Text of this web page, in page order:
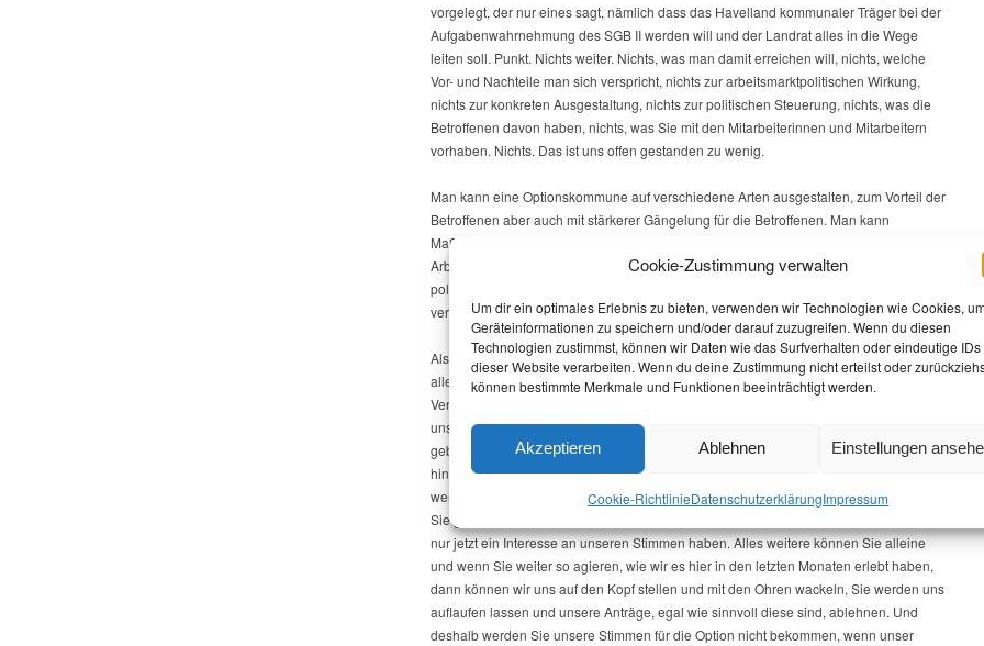
Cookie-Zustimmung verwalten
Um dir ein optimales Erlebnis zu bieten, verwenden wir Technologien wie Cookies,
Geräteinformationen zu speichern und/oder darauf zuzugreifen. Wenn du diesen
Technologien zustimmst, können wir Daten wie das Surfverhalten oder eindeutige IDs
dieser Website verarbeiten. Wenn du deine Zustimmung nicht erteilst oder
können bestimmte Merkmale und Funktionen beeinträchtigt werden.
Akzeptieren Ablehnen Einstellungen
Cookie-RichtlinieDatenschutz­erklärungImpressum
vorgelegt, der nur eines sagt, nämlich dass das Havelland kommunaler Träger bei der
Aufgabenwahrnehmung des SGB II werden will und der Landrat alles in die Wege
leiten soll. Punkt. Nichts weiter. Nichts, was man damit erreichen will, nichts, welche
Vor- und Nachteile man sich verspricht, nichts zur arbeitsmarktpolitischen Wirkung,
nichts zur konkreten Ausgestaltung, nichts zur politischen Steuerung, nichts, was die
Betroffenen davon haben, nichts, was Sie mit den Mitarbeiterinnen und Mitarbeitern
vorhaben. Nichts. Das ist uns offen gestanden zu wenig.
Man kann eine Optionskommune auf verschiedene Arten ausgestalten, zum Vorteil der
Betroffenen aber auch mit stärkerer Gängelung für die Betroffenen. Man kann
Maßnahmen mit Dumpinglöhnen auflegen oder darauf verzichten. Man kann auf die
Arbeitgeber hinwirken zu Gunsten fairer Löhne und man kann es lassen. Auch bei der
politischen Steuerung und den Beteiligungsmöglichkeiten der Betroffenen kann man
verschiedene Akzente setzen und dazu wollen wir hier und heute Festlegungen.
Als Mitglieder der Zählgemeinschaft können Sie locker sagen: Das entscheiden wir
alles später. Als Oppositionsfraktion, die es nicht nur einmal erlebt hat, wie
Versprechungen nicht eingehalten wurden und wie Sie, meine Damen und Herren, mit
unseren Anträgen hier im Kreistag umgehen, können wir uns nicht damit zufrieden
geben, dass in Argumentationspapieren hehre Ziele definiert, dass Versprechungen
hinsichtlich der politischen Steuerung und Beteiligung der Betroffenen gemacht
werden, all dies aber hier nicht beschlossen werden soll. Unser Einfluss, das wissen
Sie genauso gut wie wir, endet heute, wenn dieser Beschluss gefasst ist, eben weil Sie
nur jetzt ein Interesse an unseren Stimmen haben. Alles weitere können Sie alleine
und wenn Sie weiter so agieren, wie wir es hier in den letzten Monaten erlebt haben,
dann können wir uns auf den Kopf stellen und mit den Ohren wackeln, Sie werden uns
auflaufen lassen und unsere Anträge, egal wie sinnvoll diese sind, ablehnen. Und
deshalb werden Sie unsere Stimmen für die Option nicht bekommen, wenn unser